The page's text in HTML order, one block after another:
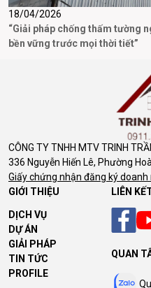
18/04/2026
“Giải pháp chống thấm tường
bền vững trước mọi thời tiết”
CÔNG TY TNHH MTV TRINH
336 Nguyễn Hiến Lê, Phường
Giấy chứng nhận đăng ký
GIỚI THIỆU
DỊCH VỤ
DỰ ÁN
GIẢI PHÁP
TIN TỨC
PROFILE
LIÊN
QUAN